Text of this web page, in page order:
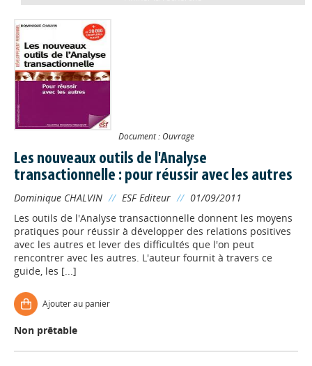
Document : Ouvrage
Les nouveaux outils de l'Analyse
transactionnelle : pour réussir avec les autres
Dominique CHALVIN // ESF Editeur // 01/09/2011
Les outils de l'Analyse transactionnelle donnent les moyens
pratiques pour réussir à développer des relations positives
avec les autres et lever des difficultés que l'on peut
rencontrer avec les autres. L'auteur fournit à travers ce
guide, les [...]
Ajouter au panier
Non prêtable